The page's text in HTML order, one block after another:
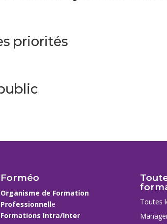
priorités
Forméo
Organisme de Formation
Professionnelle
Formations Intra/Inter
Toutes